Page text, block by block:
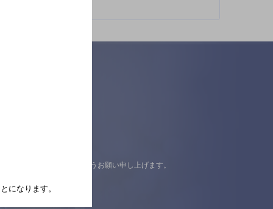
の上ご来店くださいますようお願い申し上げます。
になります。